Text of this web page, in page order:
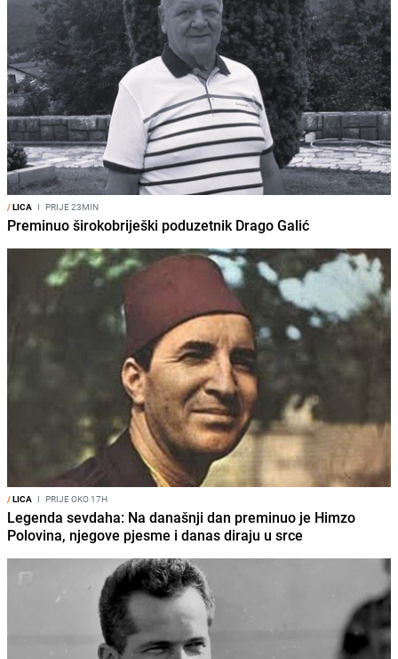
/LICA I PRIJE 23MIN
Preminuo širokobriješki poduzetnik Drago Galić
/LICA I PRIJE OKO 17H
Legenda sevdaha: Na današnji dan preminuo je Himzo
Polovina, njegove pjesme i danas diraju u srce